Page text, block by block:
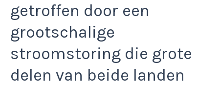
getroffen door een
grootschalige
stroomstoring die grote
delen van beide landen